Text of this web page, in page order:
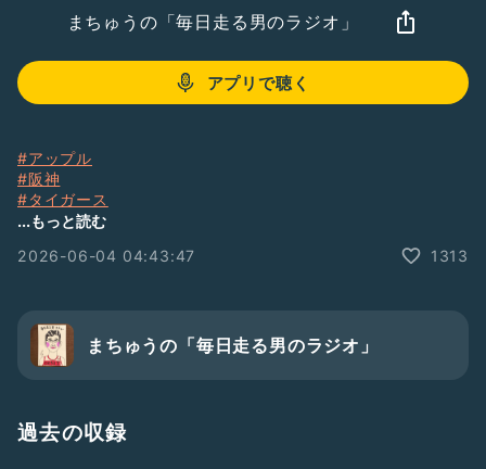
まちゅうの「毎日走る男のラジオ」
アプリで聴く
#アップル
#阪神
#タイガース
#たけちゃん
#MiLK
#ペナントレース
#野球
#早起き
...もっと読む
2026-06-04 04:43:47
1313
まちゅうの「毎日走る男のラジオ」
過去の収録